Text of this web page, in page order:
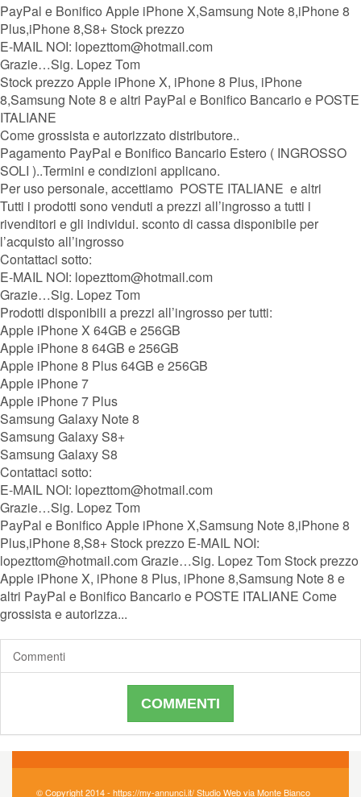
PayPal e Bonifico Apple iPhone X,Samsung Note 8,iPhone 8
Plus,iPhone 8,S8+ Stock prezzo
E-MAIL NOI: lopezttom@hotmail.com
Grazie…Sig. Lopez Tom
Stock prezzo Apple iPhone X, iPhone 8 Plus, iPhone
8,Samsung Note 8 e altri PayPal e Bonifico Bancario e POSTE
ITALIANE
Come grossista e autorizzato distributore..
Pagamento PayPal e Bonifico Bancario Estero ( INGROSSO
SOLI )..Termini e condizioni applicano.
Per uso personale, accettiamo POSTE ITALIANE e altri
Tutti i prodotti sono venduti a prezzi all’ingrosso a tutti i
rivenditori e gli individui. sconto di cassa disponibile per
l’acquisto all’ingrosso
Contattaci sotto:
E-MAIL NOI: lopezttom@hotmail.com
Grazie…Sig. Lopez Tom
Prodotti disponibili a prezzi all’ingrosso per tutti:
Apple iPhone X 64GB e 256GB
Apple iPhone 8 64GB e 256GB
Apple iPhone 8 Plus 64GB e 256GB
Apple iPhone 7
Apple iPhone 7 Plus
Samsung Galaxy Note 8
Samsung Galaxy S8+
Samsung Galaxy S8
Contattaci sotto:
E-MAIL NOI: lopezttom@hotmail.com
Grazie…Sig. Lopez Tom
PayPal e Bonifico Apple iPhone X,Samsung Note 8,iPhone 8
Plus,iPhone 8,S8+ Stock prezzo E-MAIL NOI:
lopezttom@hotmail.com Grazie…Sig. Lopez Tom Stock prezzo
Apple iPhone X, iPhone 8 Plus, iPhone 8,Samsung Note 8 e
altri PayPal e Bonifico Bancario e POSTE ITALIANE Come
grossista e autorizza...
Commenti
COMMENTI
© Copyright 2014 - https://my-annunci.it/ Studio Web via Monte Bianco